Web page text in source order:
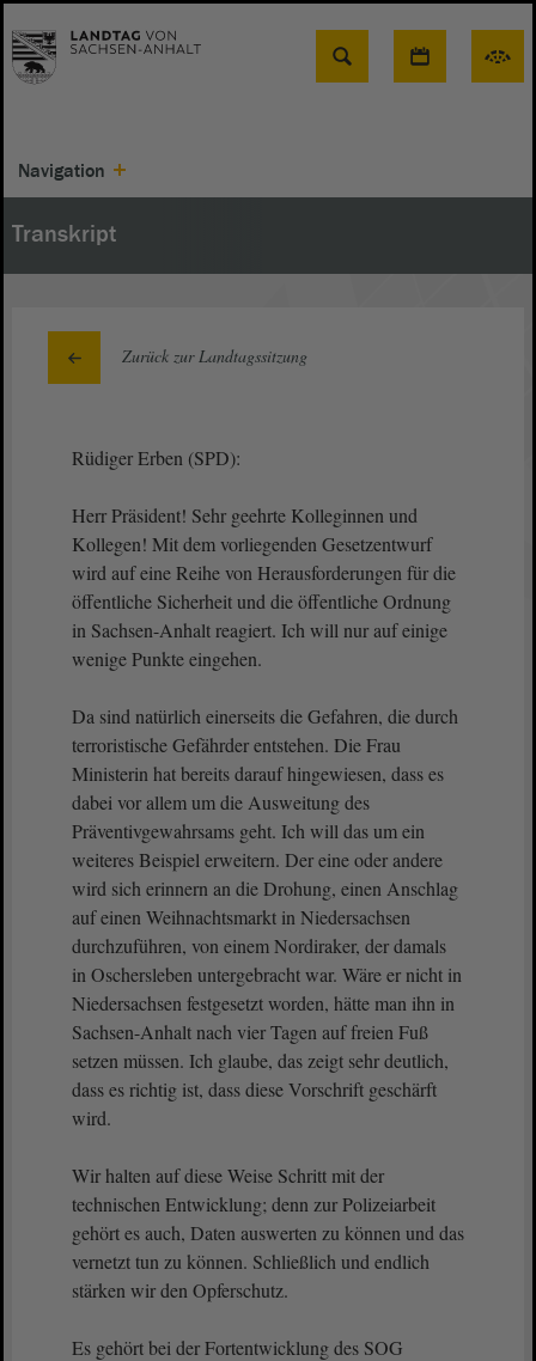
Suche
Navigation
Transkript
Zurück zur Landtagssitzung
Rüdiger Erben (SPD):
Herr Präsident! Sehr geehrte Kolleginnen und
Kollegen! Mit dem vorliegenden Gesetzentwurf
wird auf eine Reihe von Herausforderungen für die
öffentliche Sicherheit und die öffentliche Ordnung
in Sachsen-Anhalt reagiert. Ich will nur auf einige
wenige Punkte eingehen.
Da sind natürlich einerseits die Gefahren, die durch
terroristische Gefährder entstehen. Die Frau
Ministerin hat bereits darauf hingewiesen, dass es
dabei vor allem um die Ausweitung des
Präventivgewahrsams geht. Ich will das um ein
weiteres Beispiel erweitern. Der eine oder andere
wird sich erinnern an die Drohung, einen Anschlag
auf einen Weihnachtsmarkt in Niedersachsen
durchzuführen, von einem Nordiraker, der damals
in Oschersleben untergebracht war. Wäre er nicht in
Niedersachsen festgesetzt worden, hätte man ihn in
Sachsen-Anhalt nach vier Tagen auf freien Fuß
setzen müssen. Ich glaube, das zeigt sehr deutlich,
dass es richtig ist, dass diese Vorschrift geschärft
wird.
Wir halten auf diese Weise Schritt mit der
technischen Entwicklung; denn zur Polizeiarbeit
gehört es auch, Daten auswerten zu können und das
vernetzt tun zu können. Schließlich und endlich
stärken wir den Opferschutz.
Es gehört bei der Fortentwicklung des SOG